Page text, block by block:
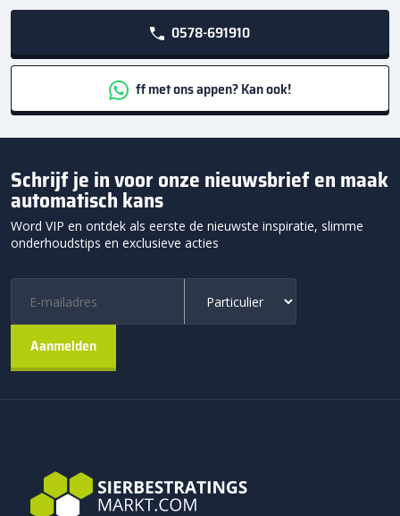
0578-691910
ff met ons appen? Kan ook!
Schrijf je in voor onze nieuwsbrief en maak
automatisch kans
Word VIP en ontdek als eerste de nieuwste inspiratie, slimme
onderhoudstips en exclusieve acties